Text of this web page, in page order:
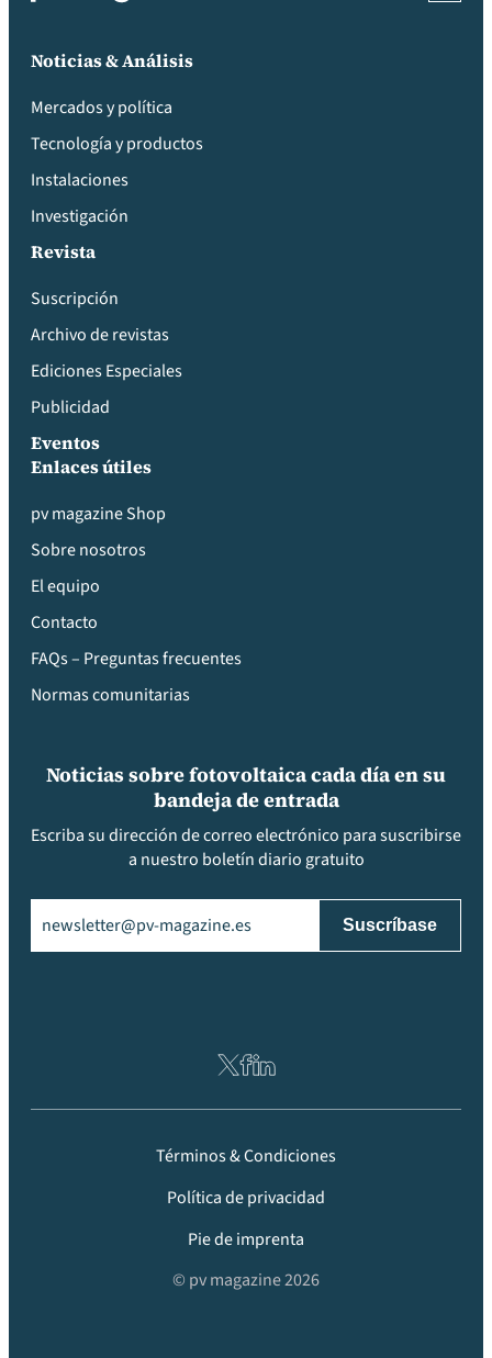
Noticias & Análisis
Mercados y política
Tecnología y productos
Instalaciones
Investigación
Revista
Suscripción
Archivo de revistas
Ediciones Especiales
Publicidad
Eventos
Enlaces útiles
pv magazine Shop
Sobre nosotros
El equipo
Contacto
FAQs – Preguntas frecuentes
Normas comunitarias
Noticias sobre fotovoltaica cada día en su
bandeja de entrada
Escriba su dirección de correo electrónico para suscribirse
a nuestro boletín diario gratuito
Términos & Condiciones
Política de privacidad
Pie de imprenta
© pv magazine 2026